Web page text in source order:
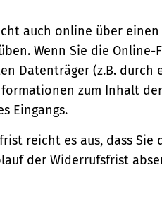
auch online über einen
Wenn Sie die
Datenträger (z.B. durch
zum Inhalt
Eingangs.
reicht es aus, dass
der Widerrufsfrist